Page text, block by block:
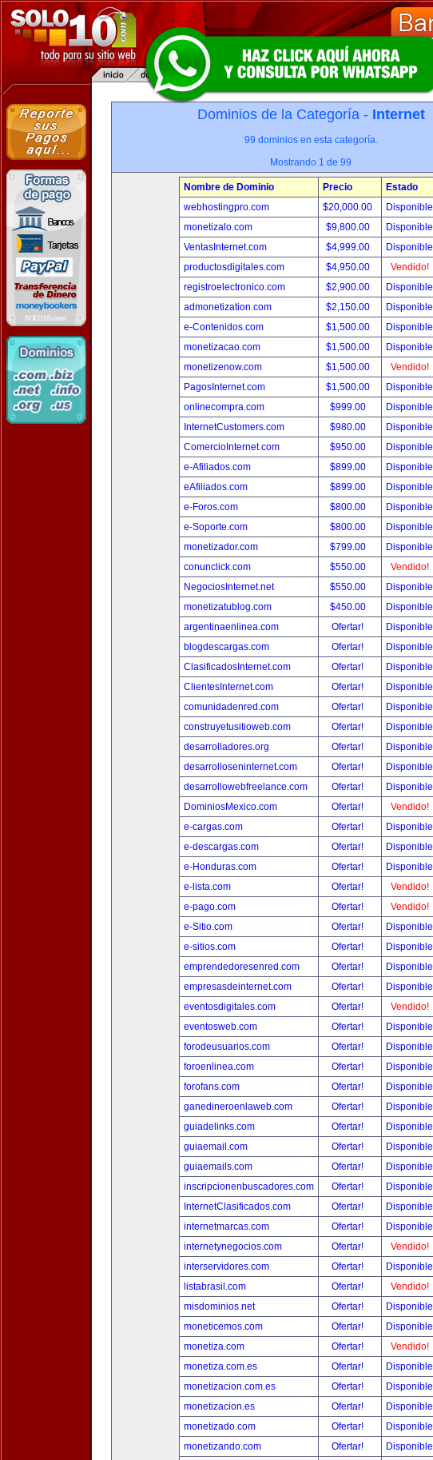
Dominios de la Categoría - Internet
99 dominios en esta categoría.
Mostrando 1 de 99
Nombre de Dominio Precio
Estado
webhostingpro.com
$20,000.00
Disponible
monetizalo.com
$9,800.00
Disponible
VentasInternet.com
$4,999.00
Disponible
productosdigitales.com
$4,950.00
Vendido!
registroelectronico.com
$2,900.00
Disponible
admonetization.com
$2,150.00
Disponible
e-Contenidos.com
$1,500.00
Disponible
monetizacao.com
$1,500.00
Disponible
monetizenow.com
$1,500.00
Vendido!
PagosInternet.com
$1,500.00
Disponible
onlinecompra.com
$999.00
Disponible
InternetCustomers.com
$980.00
Disponible
ComercioInternet.com
$950.00
Disponible
e-Afiliados.com
$899.00
Disponible
eAfiliados.com
$899.00
Disponible
e-Foros.com
$800.00
Disponible
e-Soporte.com
$800.00
Disponible
monetizador.com
$799.00
Disponible
conunclick.com
$550.00
Vendido!
NegociosInternet.net
$550.00
Disponible
monetizatublog.com
$450.00
Disponible
argentinaenlinea.com
Ofertar!
Disponible
blogdescargas.com
Ofertar!
Disponible
ClasificadosInternet.com
Ofertar!
Disponible
ClientesInternet.com
Ofertar!
Disponible
comunidadenred.com
Ofertar!
Disponible
construyetusitioweb.com
Ofertar!
Disponible
desarrolladores.org
Ofertar!
Disponible
desarrolloseninternet.com
Ofertar!
Disponible
desarrollowebfreelance.com
Ofertar!
Disponible
DominiosMexico.com
Ofertar!
Vendido!
e-cargas.com
Ofertar!
Disponible
e-descargas.com
Ofertar!
Disponible
e-Honduras.com
Ofertar!
Disponible
e-lista.com
Ofertar!
Vendido!
e-pago.com
Ofertar!
Vendido!
e-Sitio.com
Ofertar!
Disponible
e-sitios.com
Ofertar!
Disponible
emprendedoresenred.com
Ofertar!
Disponible
empresasdeinternet.com
Ofertar!
Disponible
eventosdigitales.com
Ofertar!
Vendido!
eventosweb.com
Ofertar!
Disponible
forodeusuarios.com
Ofertar!
Disponible
foroenlinea.com
Ofertar!
Disponible
forofans.com
Ofertar!
Disponible
ganedineroenlaweb.com
Ofertar!
Disponible
guiadelinks.com
Ofertar!
Disponible
guiaemail.com
Ofertar!
Disponible
guiaemails.com
Ofertar!
Disponible
inscripcionenbuscadores.com
Ofertar!
Disponible
InternetClasificados.com
Ofertar!
Disponible
internetmarcas.com
Ofertar!
Disponible
internetynegocios.com
Ofertar!
Vendido!
interservidores.com
Ofertar!
Disponible
listabrasil.com
Ofertar!
Vendido!
misdominios.net
Ofertar!
Disponible
moneticemos.com
Ofertar!
Disponible
monetiza.com
Ofertar!
Vendido!
monetiza.com.es
Ofertar!
Disponible
monetizacion.com.es
Ofertar!
Disponible
monetizacion.es
Ofertar!
Disponible
monetizado.com
Ofertar!
Disponible
monetizando.com
Ofertar!
Disponible